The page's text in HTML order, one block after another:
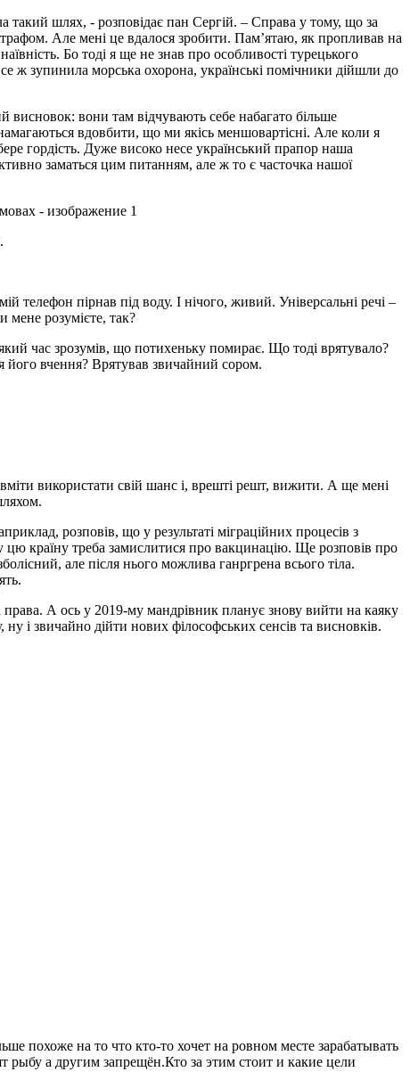
шлях, - розповідає пан Сергій. – Справа у тому, що за
Але мені це вдалося зробити. Пам’ятаю, як пропливав на
Бо тоді я ще не знав про особливості турецького
ж зупинила морська охорона, українські помічники дійшли до
висновок: вони там відчувають себе набагато більше
вдовбити, що ми якісь меншовартісні. Але коли я
гордість. Дуже високо несе український прапор наша
заматься цим питанням, але ж то є часточка нашої
телефон пірнав під воду. І нічого, живий. Універсальні речі –
мене розумієте, так?
час зрозумів, що потихеньку помирає. Що тоді врятувало?
його вчення? Врятував звичайний сором.
використати свій шанс і, врешті решт, вижити. А ще мені
розповів, що у результаті міграційних процесів з
країну треба замислитися про вакцинацію. Ще розповів про
але після нього можлива ганргрена всього тіла.
права. А ось у 2019-му мандрівник планує знову вийти на каяку
і звичайно дійти нових філософських сенсів та висновків.
похоже на то что кто-то хочет на ровном месте зарабатывать
а другим запрещён.Кто за этим стоит и какие цели